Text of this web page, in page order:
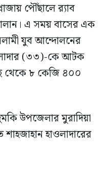
পৌঁছালে র‍্যাব
এ সময় বাসের এক
যুব আন্দোলনের
(৩৩)-কে আটক
থেকে ৮ কেজি ৪০০
উপজেলার মুরাদিয়া
হাওলাদারের